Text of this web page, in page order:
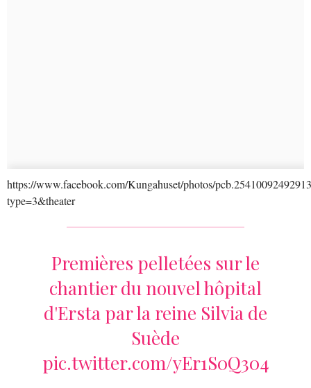
https://www.facebook.com/Kungahuset/photos/
type=3&theater
Premières pelletées sur le
chantier du nouvel hôpital
d'Ersta par la reine Silvia de
Suède
pic.twitter.com/yEr1S0Q304